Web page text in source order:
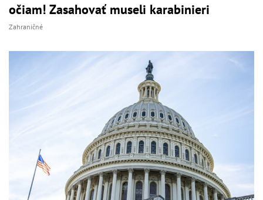
očiam! Zasahovať museli karabinieri
Zahraničné